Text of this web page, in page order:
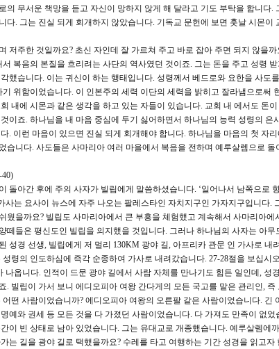
의 무서운 책망을 듣고 자신이 망하지 않게 해 달라고 기도 부탁을 합니다.
다. 그는 진실 되게 회개하지 않았습니다. 기독교 문헌에 보면 훗날 시몬이
저주한 것일까요? 초신 자인데 잘 가르쳐 주고 바로 잡아 주면 되지 않을
복음의 본질을 흐리려는 사단의 역사였던 것이죠. 그는 돈을 주고 성령
했습니다. 이는 귀신이 하는 행태입니다. 성령께서 베드로와 요한을 사도
위함이었습니다. 이 인본주의 세력 이단의 세력을 밝히고 잘라냄으로써
내에 시몬과 같은 생각을 하고 있는 자들이 있습니다. 교회 내 에서도 돈
이죠. 하나님을 내 마음 중심에 두기 싫어하면서 하나님의 능력 성령의 은
. 이런 마음이 있으면 진실 되게 회개해야 합니다. 하나님을 마음의 첫 자
습니다. 사도들은 사마리아 여러 마을에서 복음을 전하며 예루살렘으로 돌
돌아간 후에 주의 사자가 빌립에게 말씀하셨습니다. ‘일어나서 남쪽으로
사는 요사이 뉴스에 자주 나오는 팔레스타인 자치지구인 가자지구입니다.
웠을까요? 빌립도 사마리아에서 큰 부흥을 체험했고 계속해서 사마리아에
떼들은 평신도인 빌립을 의지했을 것입니다. 그러나 하나님의 사자는 아
성경 선생, 빌립에게 저 멀리 130KM 광야 길, 아프리카 관문 인 가사로 내
령의 인도하심에 즉각 순종하여 가사로 내려갔습니다. 27-28절을 보십시
나옵니다. 인적이 드문 광야 길에서 사람 자체를 만나기도 힘든 일인데, 성
. 빌립이 가서 보니 에디오피아 여왕 간다게의 모든 국고를 맡은 관리인, 즉
떤 사람이었습니까? 에디오피아 여왕의 오른팔 같은 사람이었습니다. 긴
예와 권세 등 모든 것을 다 가졌던 사람이었습니다. 다 가져도 만족이 없
이 빈 상태로 남아 있었습니다. 그는 유대교로 개종했습니다. 예루살렘에
는 길을 광야 길로 택했을까요? 수레를 타고 여행하는 기간 성경을 읽고자